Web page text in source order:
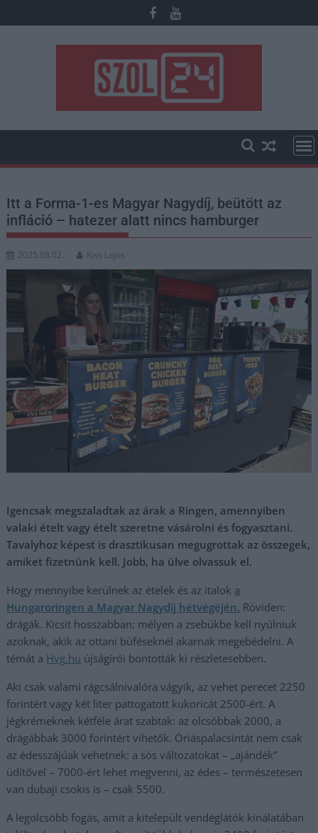
to
Itt a Forma-1-es Magyar Nagydíj, beütött az
infláció – hatezer alatt nincs hamburger
2025.08.02. Kiss Lajos
Igencsak megszaladtak az árak a Ringen, amennyiben
valaki ételt vagy ételt szeretne vásárolni és fogyasztani.
Tavalyhoz képest is drasztikusan megugrottak az összegek,
amiket fizetnünk kell. Jobb, ha ülve olvassuk el.
Hogy mennyibe kerülnek az ételek és az italok a
Hungaroringen a Magyar Nagydíj hétvégéjén. Röviden:
drágák. Kicsit hosszabban: mélyen a zsebükbe kell nyúlniuk
azoknak, akik az ottani büféseknél akarnak megebédelni. A
témát a Hvg.hu újságírói bontották ki részletesebben.
Aki csak valami rágcsálnivalóra vágyik, az vehet perecet 2250
forintért vagy két liter pattogatott kukoricát 2500-ért. A
jégkrémeknek kétféle árat szabtak: az olcsóbbak 2000, a
drágábbak 3000 forintért vihetők. Óriáspalacsintát nem csak
az édesszájúak vehetnek: a sós változatokat – „ajándék”
üdítővel – 7000-ért lehet megvenni, az édes – természetesen
van dubaji csokis is – csak 5500.
A legolcsóbb fogás, amit a kitelepült vendéglátók kínálatában